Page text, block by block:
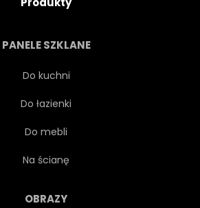
PANELE SZKLANE
Do kuchni
Do łazienki
Do mebli
Na ścianę
OBRAZY